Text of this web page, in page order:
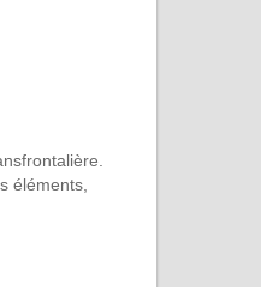
éléments,